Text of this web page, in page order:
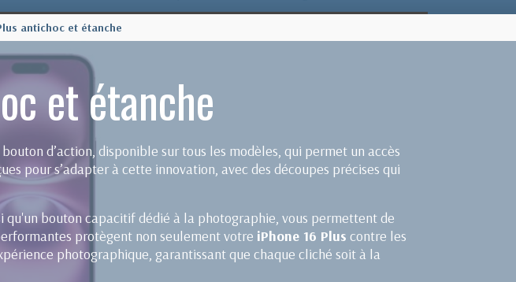
antichoc et étanche
et étanche
d’action, disponible sur tous les modèles, qui permet un accès
pour s’adapter à cette innovation, avec des découpes précises qui
bouton capacitif dédié à la photographie, vous permettent de
protègent non seulement votre iPhone 16 Plus contre les
photographique, garantissant que chaque cliché soit à la